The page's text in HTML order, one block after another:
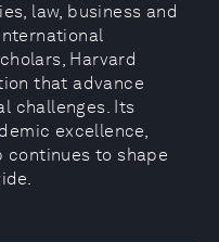
law, business and
Harvard
that advance
challenges. Its
excellence,
continues to shape